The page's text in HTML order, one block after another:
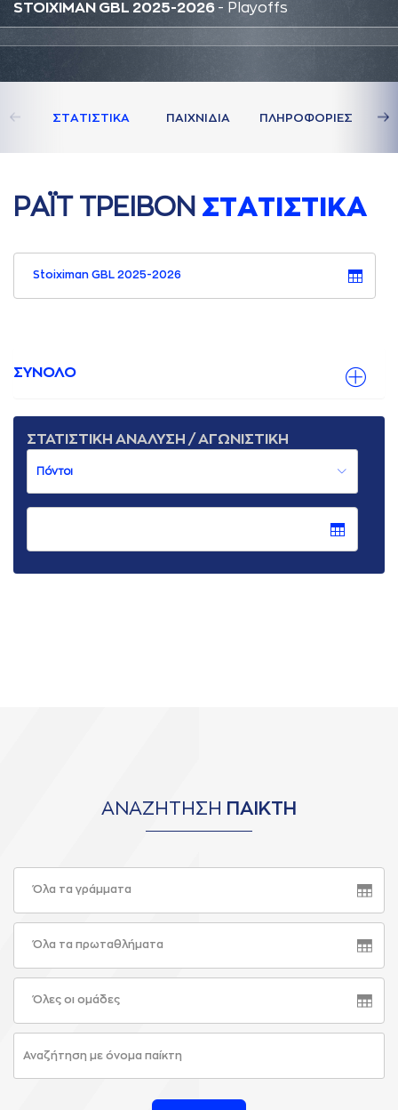
STOIXIMAN GBL 2025-2026 - Playoffs
ΣΤAΤΙΣΤΙΚA ΠAΙΧΝΙΔΙA ΠΛΗΡΟΦΟΡΙΕΣ
ΡAΪΤ ΤΡΕΙΒΟΝ ΣΤAΤΙΣΤΙΚA
Stoiximan GBL 2025-2026
ΣΥΝΟΛΟ
ΣΤΑΤΙΣΤΙΚΗ ΑΝΑΛΥΣΗ / ΑΓΩΝΙΣΤΙΚΗ
ΑΝΑΖΗΤΗΣΗ ΠΑΙΚΤΗ
Όλα τα γράμματα
Όλα τα πρωταθλήματα
Όλες οι ομάδες